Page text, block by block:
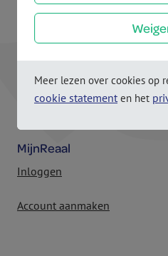
Meer lezen over cookies op
cookie statement en het
Reaal.nl
hypotheek
Beleggingsbeleid
MijnReaal
Inloggen
Account aanmaken